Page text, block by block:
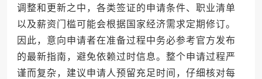
调整和更新之中，各类签证的申请条件、职业清单
以及薪资门槛可能会根据国家经济需求定期修订。
因此，意向申请者在准备过程中务必参考官方发布
的最新指南，避免依赖过时信息。整个申请过程严
谨而复杂，建议申请人预留充足时间，仔细核对每